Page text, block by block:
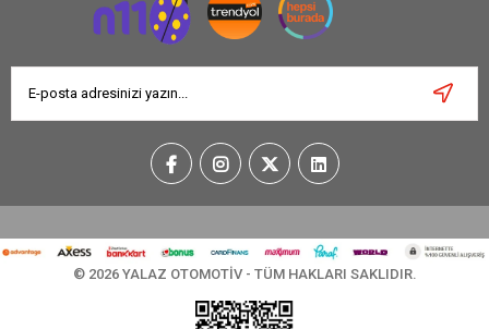
© 2026 YALAZ OTOMOTİV - TÜM HAKLARI SAKLIDIR.